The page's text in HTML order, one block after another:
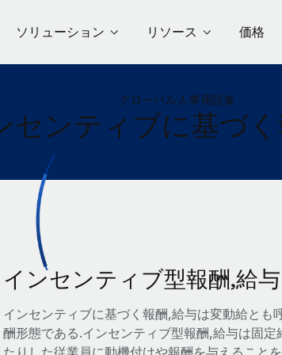
ソリューション リソース 価格
グローバル人事用語集
センティブに基づ
インセンティブ型報酬,給
インセンティブに基づく報酬,給与は変動給と
酬形態である.インセンティブ型報酬,給与は固
たりした従業員に動機付けや報酬を与えること